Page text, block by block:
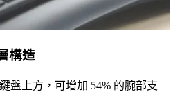
構造
盤上方，可增加 54% 的腕部支